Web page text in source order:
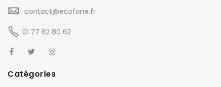
contact@ecofone.fr
01 77 62 80 62
Catégories